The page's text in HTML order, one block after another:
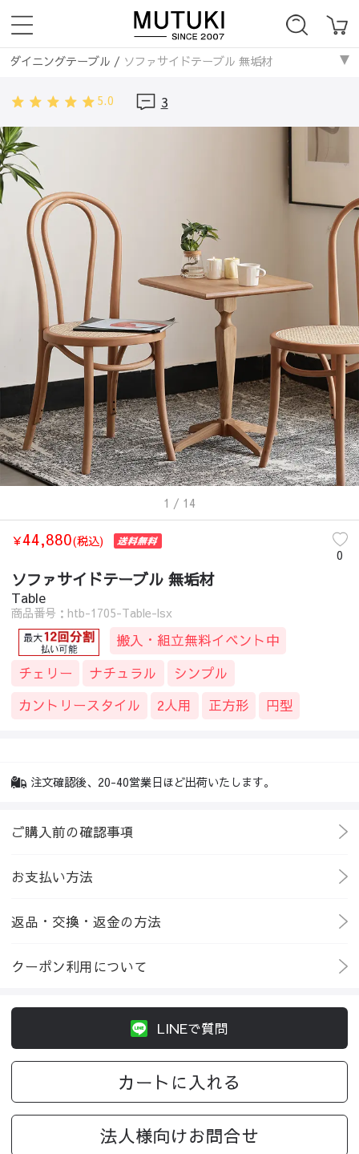
ダイニングテーブル / ソファサイドテーブル 無垢材
5.0
3
1 / 14
￥44,880(税込)
0
ソファサイドテーブル 無垢材
Table
商品番号：htb-1705-Table-lsx
搬入・組立無料イベント中
チェリー
ナチュラル
シンプル
カントリースタイル
2人用 正方形 円型
注文確認後、20-40営業日ほど出荷いたします。
ご購入前の確認事項
お支払い方法
返品・交換・返金の方法
クーポン利用について
LINEで質問
カートに入れる
法人様向けお問合せ